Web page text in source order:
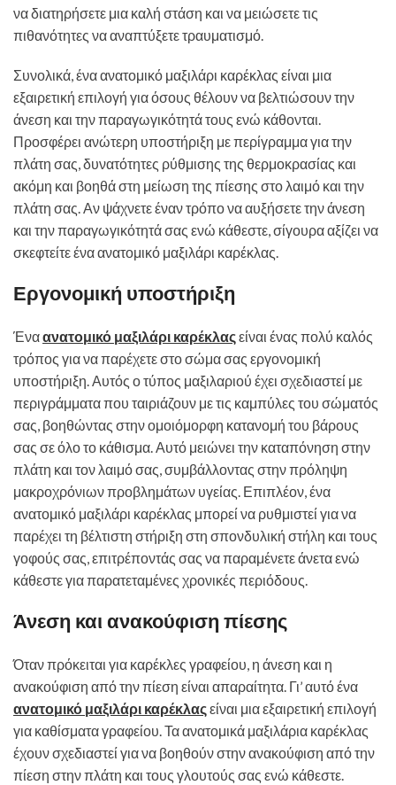
να διατηρήσετε μια καλή στάση και να μειώσετε τις
πιθανότητες να αναπτύξετε τραυματισμό.
Συνολικά, ένα ανατομικό μαξιλάρι καρέκλας είναι μια
εξαιρετική επιλογή για όσους θέλουν να βελτιώσουν την
άνεση και την παραγωγικότητά τους ενώ κάθονται.
Προσφέρει ανώτερη υποστήριξη με περίγραμμα για την
πλάτη σας, δυνατότητες ρύθμισης της θερμοκρασίας και
ακόμη και βοηθά στη μείωση της πίεσης στο λαιμό και την
πλάτη σας. Αν ψάχνετε έναν τρόπο να αυξήσετε την άνεση
και την παραγωγικότητά σας ενώ κάθεστε, σίγουρα αξίζει να
σκεφτείτε ένα ανατομικό μαξιλάρι καρέκλας.
Εργονομική υποστήριξη
Έναανατομικό μαξιλάρι καρέκλαςείναι ένας πολύ καλός
τρόπος για να παρέχετε στο σώμα σας εργονομική
υποστήριξη. Αυτός ο τύπος μαξιλαριού έχει σχεδιαστεί με
περιγράμματα που ταιριάζουν με τις καμπύλες του σώματός
σας, βοηθώντας στην ομοιόμορφη κατανομή του βάρους
σας σε όλο το κάθισμα. Αυτό μειώνει την καταπόνηση στην
πλάτη και τον λαιμό σας, συμβάλλοντας στην πρόληψη
μακροχρόνιων προβλημάτων υγείας. Επιπλέον, ένα
ανατομικό μαξιλάρι καρέκλας μπορεί να ρυθμιστεί για να
παρέχει τη βέλτιστη στήριξη στη σπονδυλική στήλη και τους
γοφούς σας, επιτρέποντάς σας να παραμένετε άνετα ενώ
κάθεστε για παρατεταμένες χρονικές περιόδους.
Άνεση και ανακούφιση πίεσης
Όταν πρόκειται για καρέκλες γραφείου, η άνεση και η
ανακούφιση από την πίεση είναι απαραίτητα. Γι’ αυτό ένα
ανατομικό μαξιλάρι καρέκλαςείναι μια εξαιρετική επιλογή
για καθίσματα γραφείου. Τα ανατομικά μαξιλάρια καρέκλας
έχουν σχεδιαστεί για να βοηθούν στην ανακούφιση από την
πίεση στην πλάτη και τους γλουτούς σας ενώ κάθεστε.